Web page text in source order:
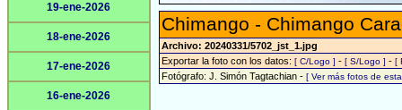
19-ene-2026
18-ene-2026
17-ene-2026
16-ene-2026
Chimango - Chimango
Archivo: 20240331/5702_jst_1.jpg
Exportar la foto con los datos: [ C/Logo ] - [ S/Logo ] - [
Fotógrafo: J. Simón Tagtachian - [ Ver más fotos de